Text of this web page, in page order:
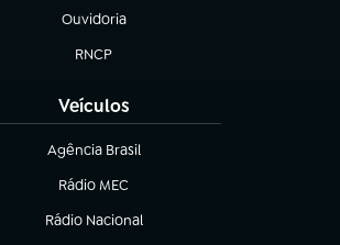
Ouvidoria
(abre em nova aba)
RNCP
(abre em nova aba)
Veículos
Agência Brasil
(abre em nova aba)
Rádio MEC
(abre em nova aba)
Rádio Nacional